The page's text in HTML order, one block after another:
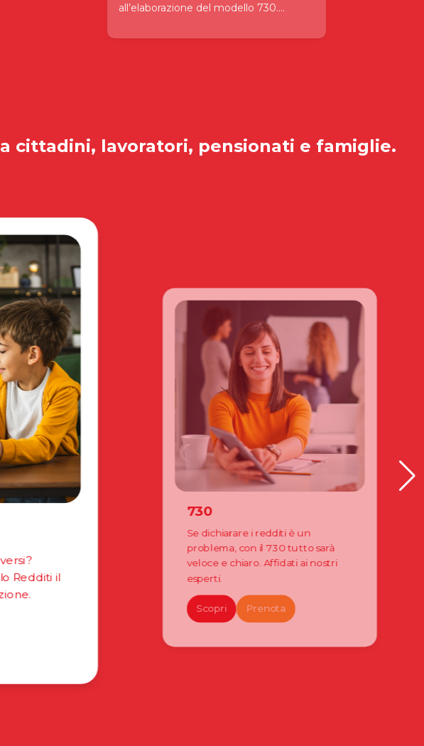
all’elaborazione del modello 730....
cittadini, lavoratori, pensionati e famiglie.
Redditi il
730
Se dichiarare i redditi è un
problema, con il 730 tutto sarà
veloce e chiaro. Affidati ai nostri
esperti.
Scopri Prenota